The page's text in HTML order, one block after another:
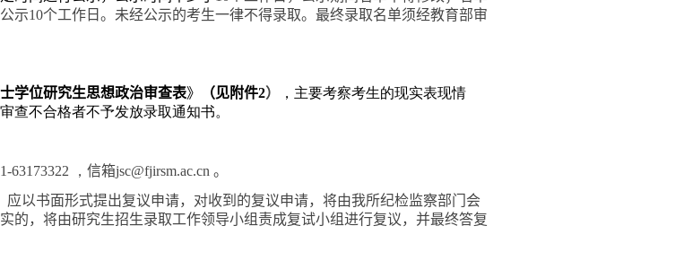
示10个工作日。未经公示的考生一律不得录取。最终录取名单须经教育部审
学位研究生思想政治审查表》 （见附件2）
，主要考察考生的现实表现情
查不合格者不予发放录取通知书。
63173322 ， 信箱jsc@fjirsm.ac.cn 。
以书面形式提出复议申请，对收到的复议申请，将由我所纪检监察部门会
的，将由研究生招生录取工作领导小组责成复试小组进行复议，并最终答复